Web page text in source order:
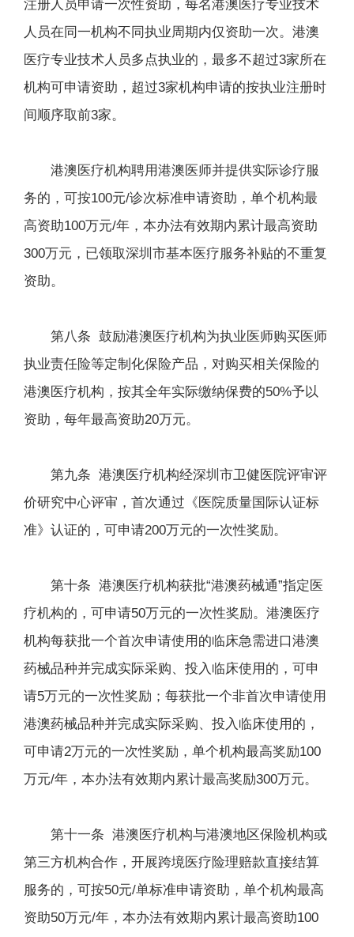
注册人员申请一次性资助，每名港澳医疗专业技术
人员在同一机构不同执业周期内仅资助一次。港澳
医疗专业技术人员多点执业的，最多不超过3家所在
机构可申请资助，超过3家机构申请的按执业注册时
间顺序取前3家。
港澳医疗机构聘用港澳医师并提供实际诊疗服
务的，可按100元/诊次标准申请资助，单个机构最
高资助100万元/年，本办法有效期内累计最高资助
300万元，已领取深圳市基本医疗服务补贴的不重复
资助。
第八条 鼓励港澳医疗机构为执业医师购买医师
执业责任险等定制化保险产品，对购买相关保险的
港澳医疗机构，按其全年实际缴纳保费的50%予以
资助，每年最高资助20万元。
第九条 港澳医疗机构经深圳市卫健医院评审评
价研究中心评审，首次通过《医院质量国际认证标
准》认证的，可申请200万元的一次性奖励。
第十条 港澳医疗机构获批“港澳药械通”指定医
疗机构的，可申请50万元的一次性奖励。港澳医疗
机构每获批一个首次申请使用的临床急需进口港澳
药械品种并完成实际采购、投入临床使用的，可申
请5万元的一次性奖励；每获批一个非首次申请使用
港澳药械品种并完成实际采购、投入临床使用的，
可申请2万元的一次性奖励，单个机构最高奖励100
万元/年，本办法有效期内累计最高奖励300万元。
第十一条 港澳医疗机构与港澳地区保险机构或
第三方机构合作，开展跨境医疗险理赔款直接结算
服务的，可按50元/单标准申请资助，单个机构最高
资助50万元/年，本办法有效期内累计最高资助100